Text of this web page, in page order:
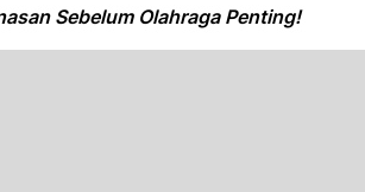
Sebelum Olahraga Penting!